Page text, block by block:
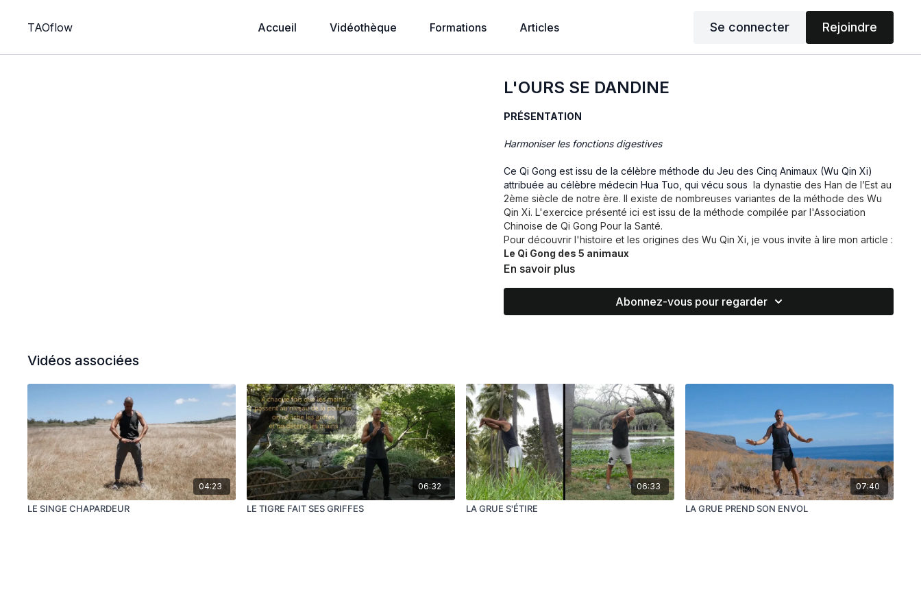
TAOflow Accueil Vidéothèque Formations Articles Se connecter Rejoindre
L'OURS SE DANDINE
PRÉSENTATION
Harmoniser les fonctions digestives
Ce Qi Gong est issu de la célèbre méthode du Jeu des Cinq Animaux (Wu Qin Xi)
attribuée au célèbre médecin Hua Tuo, qui vécu sous la dynastie des Han de l’Est au
2ème siècle de notre ère. Il existe de nombreuses variantes de la méthode des Wu
Qin Xi. L'exercice présenté ici est issu de la méthode compilée par l'Association
Chinoise de Qi Gong Pour la Santé.
Pour découvrir l'histoire et les origines des Wu Qin Xi, je vous invite à lire mon article :
Le Qi Gong des 5 animaux
(Pi). En médecine Traditionnelle Chinoise la Rate est en charge des fonctions
Médian
où son situées les fonction digestives essentielles dirigées par le couples
Rate(Pi) / Estomac (Wei).
un excellent exercice donc pourréguler et activer la digestion
résoudre les différents désequilibres énergétique pouvant se manifseter dans cette
sphère.
CONSEILS
Cet exercice peut être couplé avec le mouvement L'OURS SE BALANCE pour
En savoir plus
Abonnez-vous pour regarder
Vidéos associées
04:23
LE SINGE CHAPARDEUR
06:32
LE TIGRE FAIT SES GRIFFES
06:33
LA GRUE S'ÉTIRE
07:40
LA GRUE PREND SON ENVOL